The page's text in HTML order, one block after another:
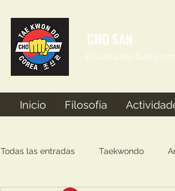
CHO SAN
Escuela de
Inicio Filosofía
Todas las entradas Taekwondo